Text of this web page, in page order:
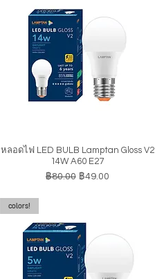
ดูข้อมูลด่วน
หลอดไฟ LED BULB Lamptan Gloss V2
14W A60 E27
ราคาปกติ
฿80.00 ราคาขายลด
฿49.00
colors!